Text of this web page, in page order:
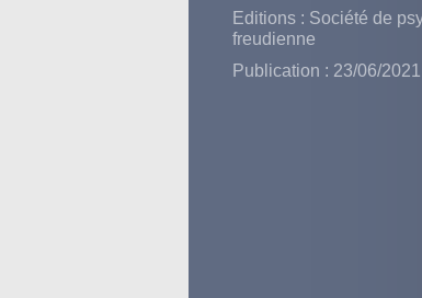
Editions : Société de
freudienne
Publication : 23/06/2021